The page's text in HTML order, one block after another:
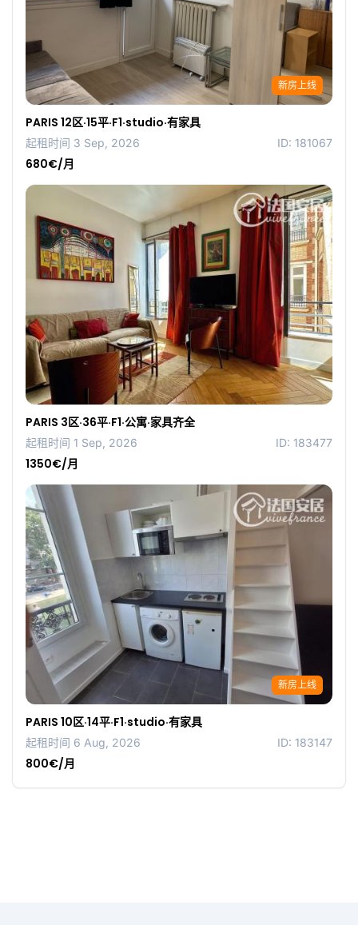
新房上线
PARIS 12区·15平·F1·studio·有家具
起租时间 3 Sep, 2026 ID: 181067
680€/月
PARIS 3区·36平·F1·公寓·家具齐全
起租时间 1 Sep, 2026 ID: 183477
1350€/月
新房上线
PARIS 10区·14平·F1·studio·有家具
起租时间 6 Aug, 2026 ID: 183147
800€/月